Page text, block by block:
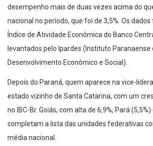
desempenho mais de duas vezes acima do
nacional no período, que foi de 3,5%. Os
Índice de Atividade Econômica do Banco
levantados pelo Ipardes (Instituto Paranaense
Desenvolvimento Econômico e Social).
Depois do Paraná, quem aparece na vice-
estado vizinho de Santa Catarina, com um
no IBC-Br. Goiás, com alta de 6,9%, Pará
completam a lista das unidades federativas
média nacional.